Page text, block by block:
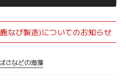
なび製造)についてのお知らせ
さなどの海藻